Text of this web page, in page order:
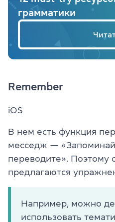
грамматики
Remember
iOS
В нем есть функция
месседж —
переводите». Поэтому
предлагаются
Например, можно
использовать